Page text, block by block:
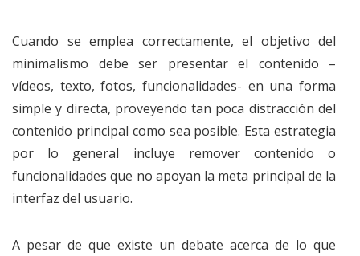
Cuando se emplea correctamente, el objetivo del
minimalismo debe ser presentar el contenido –
vídeos, texto, fotos, funcionalidades- en una forma
simple y directa, proveyendo tan poca distracción del
contenido principal como sea posible. Esta estrategia
por lo general incluye remover contenido o
funcionalidades que no apoyan la meta principal de la
interfaz del usuario.
A pesar de que existe un debate acerca de lo que